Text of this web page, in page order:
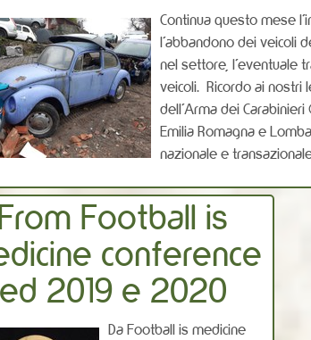
Continua questo mese
l’abbandono dei veicoli
nel settore, l’eventuale
veicoli. Ricordo ai nostri
dell’Arma dei
Emilia Romagna e
nazionale e
Football is
conference
ed 2019 e 2020
Da Football is medicine